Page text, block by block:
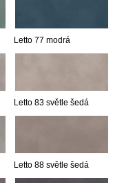
Letto 77 modrá
Letto 83 světle šedá
Letto 88 světle šedá